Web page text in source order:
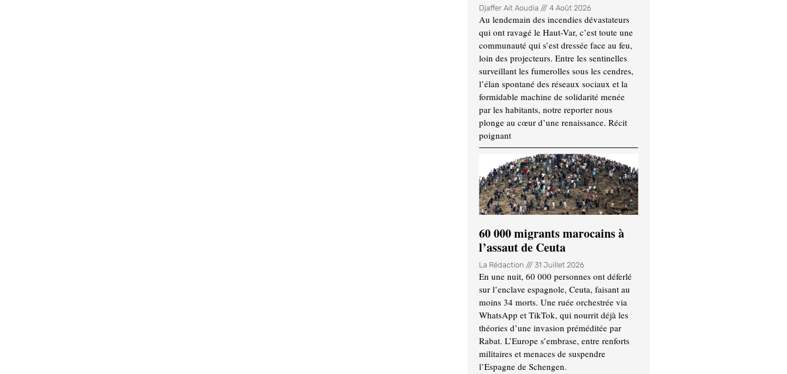
Djaffer Ait Aoudia 4 Août 2026
Au lendemain des incendies dévastateurs
qui ont ravagé le Haut-Var, c’est toute une
communauté qui s’est dressée face au feu,
loin des projecteurs. Entre les sentinelles
surveillant les fumerolles sous les cendres,
l’élan spontané des réseaux sociaux et la
formidable machine de solidarité menée
par les habitants, notre reporter nous
plonge au cœur d’une renaissance. Récit
poignant
60 000 migrants marocains à
l’assaut de Ceuta
La Rédaction 31 Juillet 2026
En une nuit, 60 000 personnes ont déferlé
sur l’enclave espagnole, Ceuta, faisant au
moins 34 morts. Une ruée orchestrée via
WhatsApp et TikTok, qui nourrit déjà les
théories d’une invasion préméditée par
Rabat. L’Europe s’embrase, entre renforts
militaires et menaces de suspendre
l’Espagne de Schengen.